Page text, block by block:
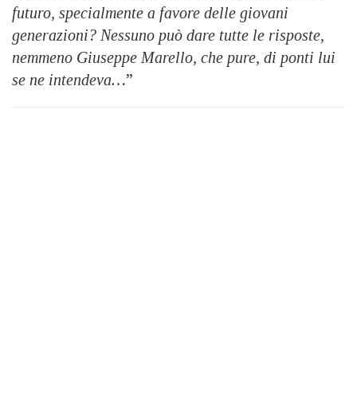
futuro, specialmente a favore delle giovani
generazioni? Nessuno può dare tutte le risposte,
nemmeno Giuseppe Marello, che pure, di ponti lui
se ne intendeva…”